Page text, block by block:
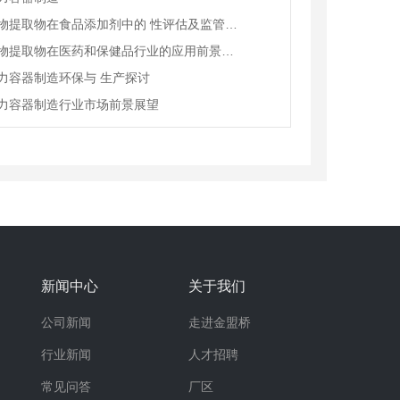
容器制造环保与 生产探讨
容器制造行业市场前景展望
新闻中心
公司新闻
行业新闻
常见问答
关于我们
走进金盟桥
人才招聘
厂区